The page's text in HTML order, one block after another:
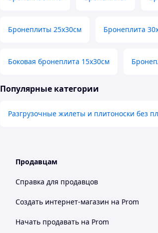
Бронеплиты 25х30см Бронеплита
Боковая бронеплита 15х30см
Популярные категории
Разгрузочные жилеты и плитоноски без
Продавцам
Справка для продавцов
Создать интернет-магазин на Prom
Начать продавать на Prom